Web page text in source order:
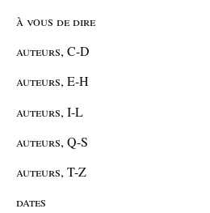
à vous de dire
auteurs, C-D
auteurs, E-H
auteurs, I-L
auteurs, Q-S
auteurs, T-Z
dates